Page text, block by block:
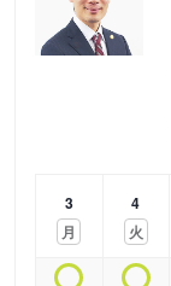
3
月
4
火